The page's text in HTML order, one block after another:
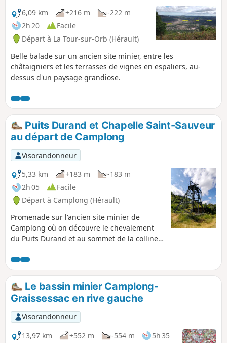
6,09 km +216 m
-222 m
2h 20
Facile
Départ à La Tour-sur-Orb (Hérault)
Belle balade sur un ancien site minier, entre les
châtaigniers et les terrasses de vignes en espaliers, au-
dessus d'un paysage grandiose.
Puits Durand et Chapelle Saint-Sauveur
au départ de Camplong
Visorandonneur
5,33 km
+183 m
-183 m
2h 05
Facile
Départ à Camplong (Hérault)
Promenade sur l'ancien site minier de
Camplong où on découvre le chevalement
du Puits Durand et au sommet de la colline,
Chapelle Saint-Sauveur du XIIe siècle
restaurée, qui domine Camplong, Saint-
Étienne-d’Estréchoux et Graissessac. Le mur
circulaire en pierres sèches à quelques
dizaines de mètres du sanctuaire est un
ancien cimetière.
Le bassin minier Camplong-
Graissessac en rive gauche
Visorandonneur
13,97 km
+552 m -554 m
5h 35